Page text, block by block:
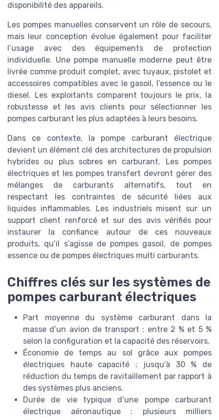
disponibilité des appareils.
Les pompes manuelles conservent un rôle de secours,
mais leur conception évolue également pour faciliter
l’usage avec des équipements de protection
individuelle. Une pompe manuelle moderne peut être
livrée comme produit complet, avec tuyaux, pistolet et
accessoires compatibles avec le gasoil, l’essence ou le
diesel. Les exploitants comparent toujours le prix, la
robustesse et les avis clients pour sélectionner les
pompes carburant les plus adaptées à leurs besoins.
Dans ce contexte, la pompe carburant électrique
devient un élément clé des architectures de propulsion
hybrides ou plus sobres en carburant. Les pompes
électriques et les pompes transfert devront gérer des
mélanges de carburants alternatifs, tout en
respectant les contraintes de sécurité liées aux
liquides inflammables. Les industriels misent sur un
support client renforcé et sur des avis vérifiés pour
instaurer la confiance autour de ces nouveaux
produits, qu’il s’agisse de pompes gasoil, de pompes
essence ou de pompes électriques multi carburants.
Chiffres clés sur les systèmes de
pompes carburant électriques
Part moyenne du système carburant dans la
masse d’un avion de transport : entre 2 % et 5 %
selon la configuration et la capacité des réservoirs.
Économie de temps au sol grâce aux pompes
électriques haute capacité : jusqu’à 30 % de
réduction du temps de ravitaillement par rapport à
des systèmes plus anciens.
Durée de vie typique d’une pompe carburant
électrique aéronautique : plusieurs milliers